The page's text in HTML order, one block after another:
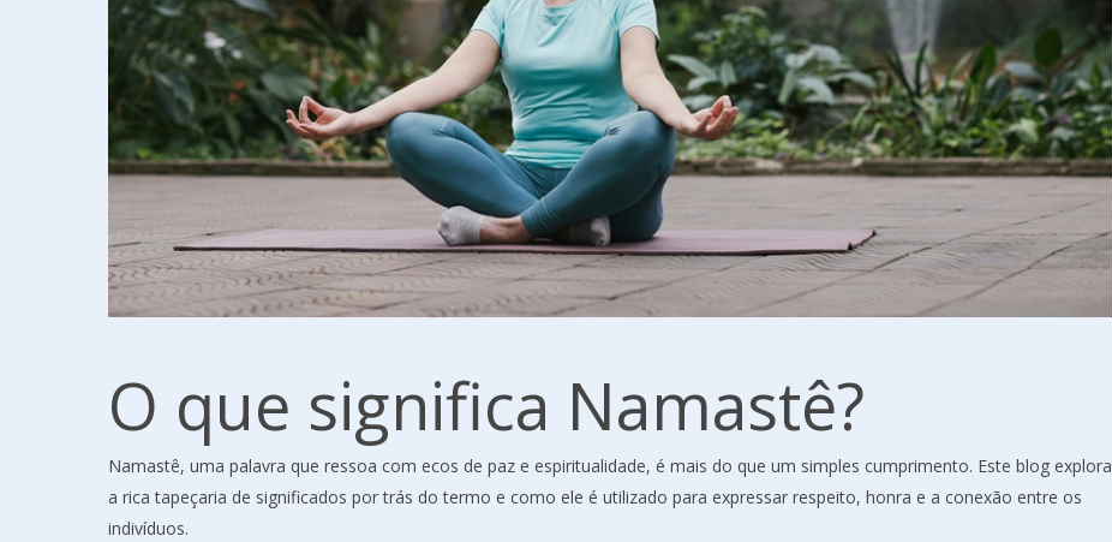
O que significa Namastê?
Namastê, uma palavra que ressoa com ecos de paz e espiritualidade, é mais do que um simples cumprimento. Este blog explora
a rica tapeçaria de significados por trás do termo e como ele é utilizado para expressar respeito, honra e a conexão entre os
indivíduos.